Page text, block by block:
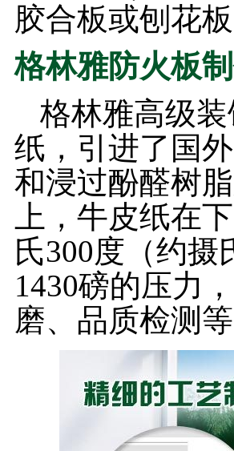
胶合板或刨花
格林雅防火板
格林雅高级
纸，引进了国
和浸过酚醛树
上，牛皮纸在
氏300度（约摄
1430磅的压力
磨、品质检测